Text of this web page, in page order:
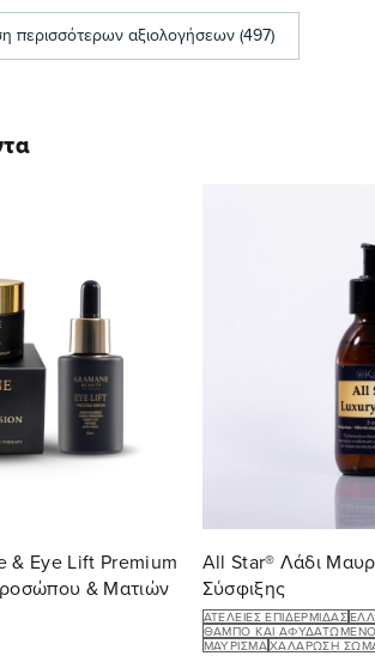
περισσότερων αξιολογήσεων (497)
& Eye Lift Premium
& Ματιών
All Star® Λάδι
Σύσφιξης
ΑΤΈΛΕΙΕΣ ΕΠΙΔΕΡΜΊΔΑΣ
ΘΑΜΠΌ ΚΑΙ
ΜΑΎΡΙΣΜΑΧΑΛΆΡΩΣΗ